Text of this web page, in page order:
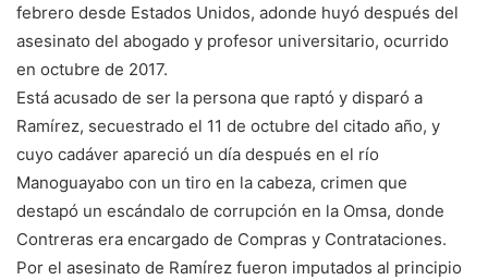
febrero desde Estados Unidos, adonde huyó después del
asesinato del abogado y profesor universitario, ocurrido
en octubre de 2017.
Está acusado de ser la persona que raptó y disparó a
Ramírez, secuestrado el 11 de octubre del citado año, y
cuyo cadáver apareció un día después en el río
Manoguayabo con un tiro en la cabeza, crimen que
destapó un escándalo de corrupción en la Omsa, donde
Contreras era encargado de Compras y Contrataciones.
Por el asesinato de Ramírez fueron imputados al principio